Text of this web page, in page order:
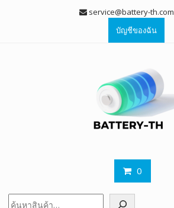
service@battery-th.com
บัญชีของฉัน
0